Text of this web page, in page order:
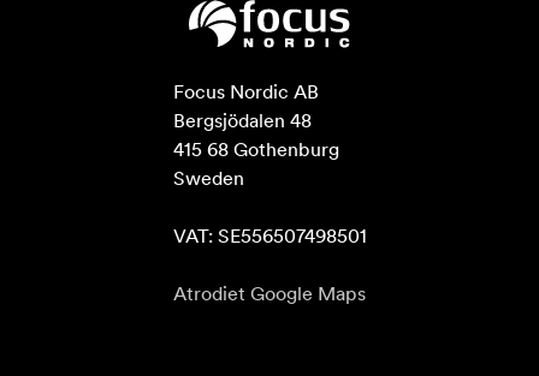
Focus Nordic AB
Bergsjödalen 48
415 68 Gothenburg
Sweden
VAT: SE556507498501
Atrodiet Google Maps